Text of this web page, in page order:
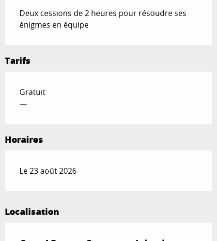
Deux cessions de 2 heures pour résoudre ses
énigmes en équipe
Tarifs
Gratuit
—
Horaires
Le 23 août 2026
Localisation